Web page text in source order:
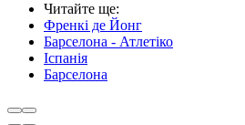
Читайте ще:
Френкі де Йонг
Барселона - Атлетіко
Іспанія
Барселона